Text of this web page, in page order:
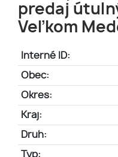
predaj
Veľkom
Interné ID:
Obec:
Okres:
Kraj:
Druh:
Typ: